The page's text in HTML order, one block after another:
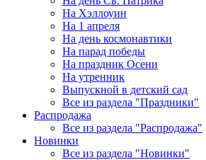
На Хэллоуин
На 1 апреля
На день космонавтики
На парад победы
На праздник Осени
На утренник
Выпускной в детский сад
Все из раздела "Праздники"
Распродажа
Все из раздела "Распродажа"
Новинки
Все из раздела "Новинки"